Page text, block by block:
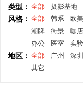
类型： 全部 摄影基地
风格： 全部 韩系 欧美
潮牌
街景 咖店
办公
医室 实验
地区： 全部 广州 深圳
其它